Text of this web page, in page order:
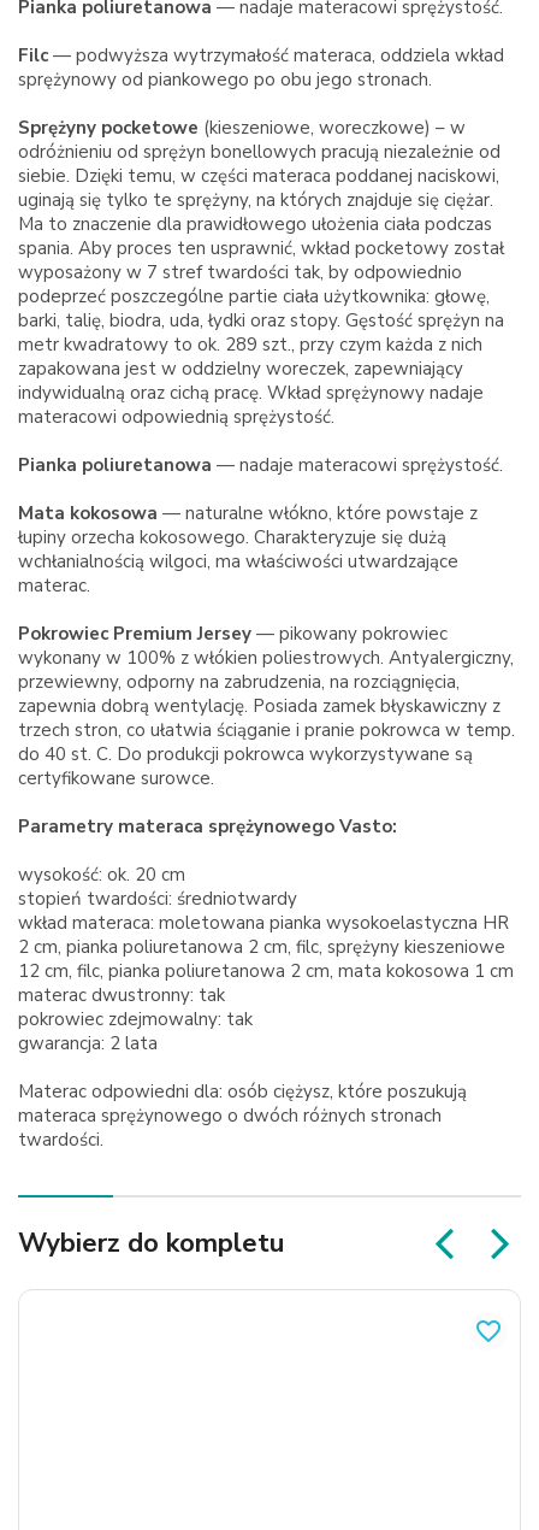
Pianka poliuretanowa — nadaje materacowi sprężystość.
Filc — podwyższa wytrzymałość materaca, oddziela wkład
sprężynowy od piankowego po obu jego stronach.
Sprężyny pocketowe (kieszeniowe, woreczkowe) – w
odróżnieniu od sprężyn bonellowych pracują niezależnie od
siebie. Dzięki temu, w części materaca poddanej naciskowi,
uginają się tylko te sprężyny, na których znajduje się ciężar.
Ma to znaczenie dla prawidłowego ułożenia ciała podczas
spania. Aby proces ten usprawnić, wkład pocketowy został
wyposażony w 7 stref twardości tak, by odpowiednio
podeprzeć poszczególne partie ciała użytkownika: głowę,
barki, talię, biodra, uda, łydki oraz stopy. Gęstość sprężyn na
metr kwadratowy to ok. 289 szt., przy czym każda z nich
zapakowana jest w oddzielny woreczek, zapewniający
indywidualną oraz cichą pracę. Wkład sprężynowy nadaje
materacowi odpowiednią sprężystość.
Pianka poliuretanowa — nadaje materacowi sprężystość.
Mata kokosowa — naturalne włókno, które powstaje z
łupiny orzecha kokosowego. Charakteryzuje się dużą
wchłanialnością wilgoci, ma właściwości utwardzające
materac.
Pokrowiec Premium Jersey — pikowany pokrowiec
wykonany w 100% z włókien poliestrowych. Antyalergiczny,
przewiewny, odporny na zabrudzenia, na rozciągnięcia,
zapewnia dobrą wentylację. Posiada zamek błyskawiczny z
trzech stron, co ułatwia ściąganie i pranie pokrowca w temp.
do 40 st. C. Do produkcji pokrowca wykorzystywane są
certyfikowane surowce.
Parametry materaca sprężynowego Vasto:
wysokość: ok. 20 cm
stopień twardości: średniotwardy
wkład materaca: moletowana pianka wysokoelastyczna HR
2 cm, pianka poliuretanowa 2 cm, filc, sprężyny kieszeniowe
12 cm, filc, pianka poliuretanowa 2 cm, mata kokosowa 1 cm
materac dwustronny: tak
pokrowiec zdejmowalny: tak
gwarancja: 2 lata
Materac odpowiedni dla: osób ciężysz, które poszukują
materaca sprężynowego o dwóch różnych stronach
twardości.
Wybierz do kompletu
favorite_border